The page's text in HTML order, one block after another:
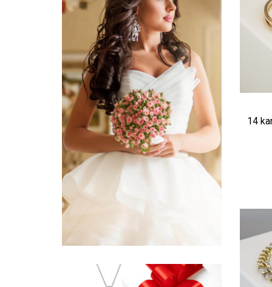
14